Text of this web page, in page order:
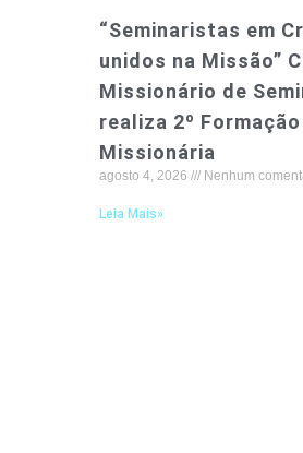
“Seminaristas em
unidos na Missão”
Missionário de
realiza 2º Formação
Missionária
agosto 4, 2026 Nenhum
Leia Mais»